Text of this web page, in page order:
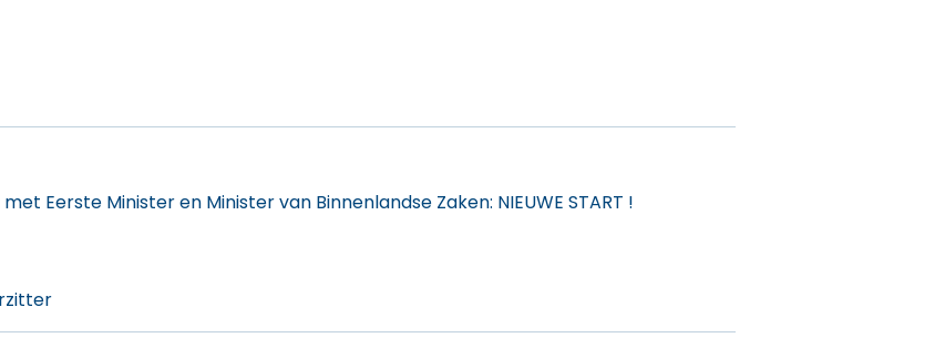
Eerste Minister en Minister van Binnenlandse Zaken: NIEUWE START !